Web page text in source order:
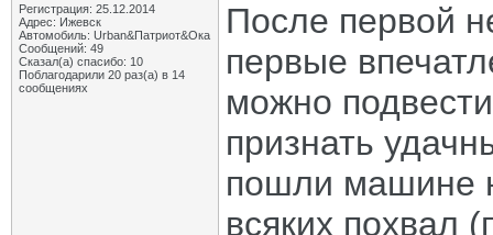
Регистрация: 25.12.2014
Адрес: Ижевск
Автомобиль: Urban&Патриот&Ока
Сообщений: 49
Сказал(а) спасибо: 10
Поблагодарили 20 раз(а) в 14
сообщениях
После первой
первые
можно
признать
пошли машине
всяких похвал